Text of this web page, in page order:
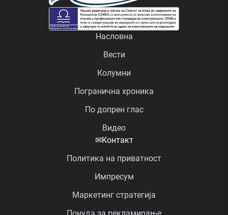
Насловна
Вести
Колумни
Погранична хроника
По допрен глас
Видео
✉Контакт
Политика на приватност
Импресум
Маркетинг стратегија